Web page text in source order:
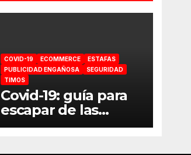
COVID-19 ECOMMERCE
ESTAFAS
PUBLICIDAD ENGAÑOSA
SEGURIDAD
TIMOS
Covid-19: guía para
escapar de las
estafas online